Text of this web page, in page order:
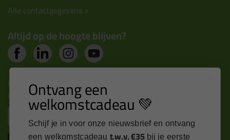
Alle contactgegevens >
Altijd op de hoogte blijven?
Nieuws, tips en exclusieve deals rechtstreeks in je
inbox Ontvang een
welkomstcadeau 💚
Schijf je in voor onze nieuwsbrief en ontvang
een welkomstcadeau t.w.v. €35 bij je eerste